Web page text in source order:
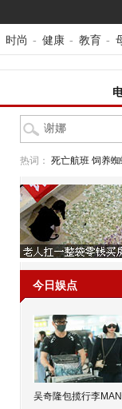
时尚 - 健康 - 教育 -
热词： 死亡航班 饲养
今日娱点
吴奇隆包揽行李